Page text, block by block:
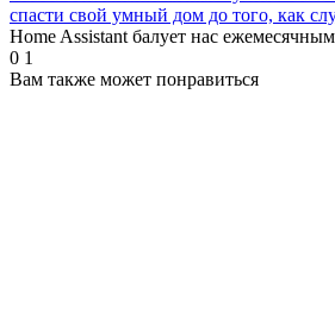
спасти свой умный дом до того, как
Home Assistant балует нас
0 1
Вам также может понравиться